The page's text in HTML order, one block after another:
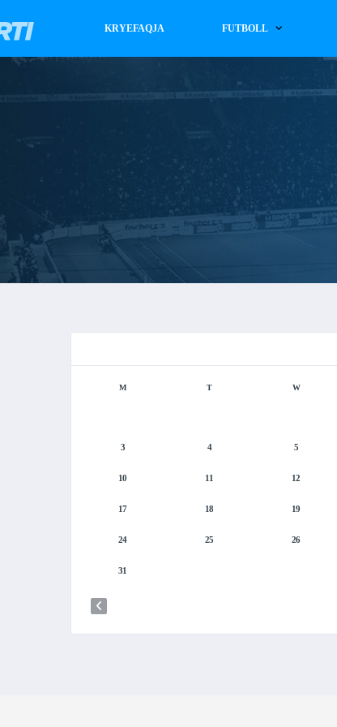
KRYEFAQJA FUTBOLL
M T W
3 4 5
10 11 12
17 18 19
24 25 26
31